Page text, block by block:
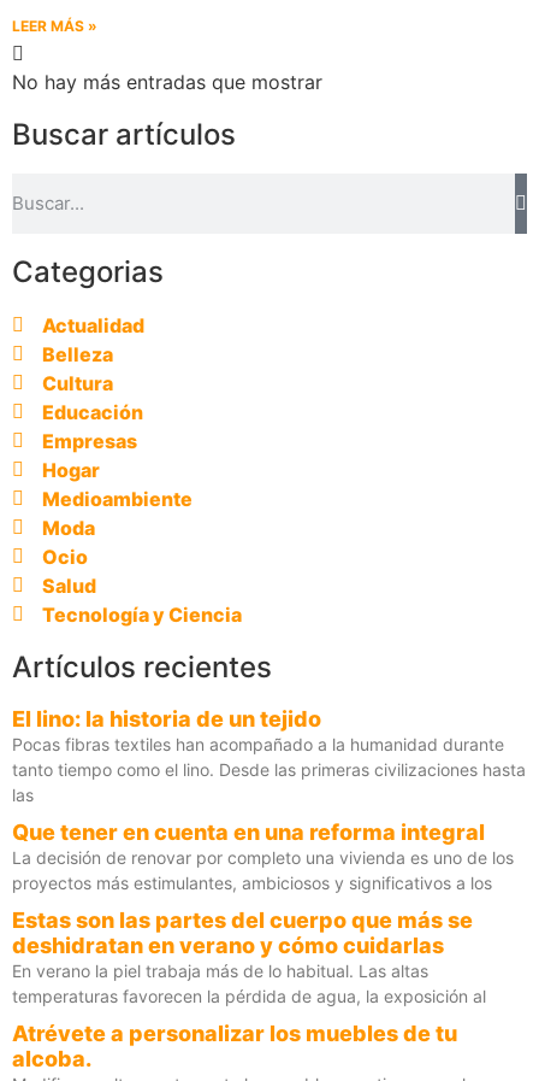
LEER MÁS »
No hay más entradas que mostrar
Buscar artículos
Categorias
Actualidad
Belleza
Cultura
Educación
Empresas
Hogar
Medioambiente
Moda
Ocio
Salud
Tecnología y Ciencia
Artículos recientes
El lino: la historia de un tejido
Pocas fibras textiles han acompañado a la humanidad durante
tanto tiempo como el lino. Desde las primeras civilizaciones hasta
las
Que tener en cuenta en una reforma integral
La decisión de renovar por completo una vivienda es uno de los
proyectos más estimulantes, ambiciosos y significativos a los
Estas son las partes del cuerpo que más se
deshidratan en verano y cómo cuidarlas
En verano la piel trabaja más de lo habitual. Las altas
temperaturas favorecen la pérdida de agua, la exposición al
Atrévete a personalizar los muebles de tu
alcoba.